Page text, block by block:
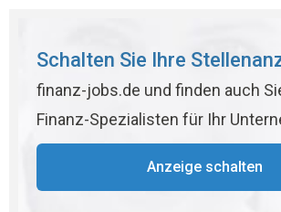
Schalten Sie Ihre
finanz-jobs.de und finden auch
Finanz-Spezialisten für Ihr
Anzeige schalten